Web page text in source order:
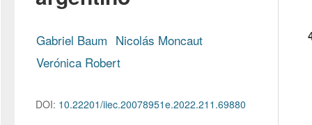
Gabriel Baum Nicolás Moncaut
Verónica Robert
DOI: 10.22201/iiec.20078951e.2022.211.69880